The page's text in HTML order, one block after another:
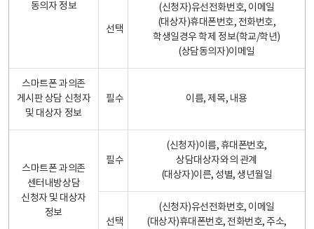
동의자 정보
선택
(신청자)유선전화번호, 이메일
(대상자)휴대폰번호, 전화번호,
학생일경우 학제 정보(학교/학년)
(상담동의자)이메일
스마트폰 과의존
게시판 상담 신청자
및 대상자 정보
필수 이름, 제목, 내용
스마트폰 과의존
센터내방상담
신청자 및 대상자
정보
필수
(신청자)이름, 휴대폰번호,
상담대상자와의 관계
(대상자)이른, 성별, 생년월일
선택
(신청자)유선전화번호, 이메일
(대상자)휴대폰번호, 전화번호, 주소,